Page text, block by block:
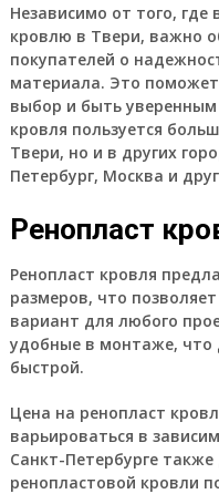
Независимо от того,
кровлю в Твери, важно
покупателей о
материала. Это
выбор и быть уверенным
кровля пользуется
Твери, но и в других
Петербург, Москва и
Ренопласт
Ренопласт кровля
размеров, что
вариант для любого
удобные в монтаже, что
быстрой.
Цена на ренопласт
варьироваться в
Санкт-Петербурге
ренопластовой кровли